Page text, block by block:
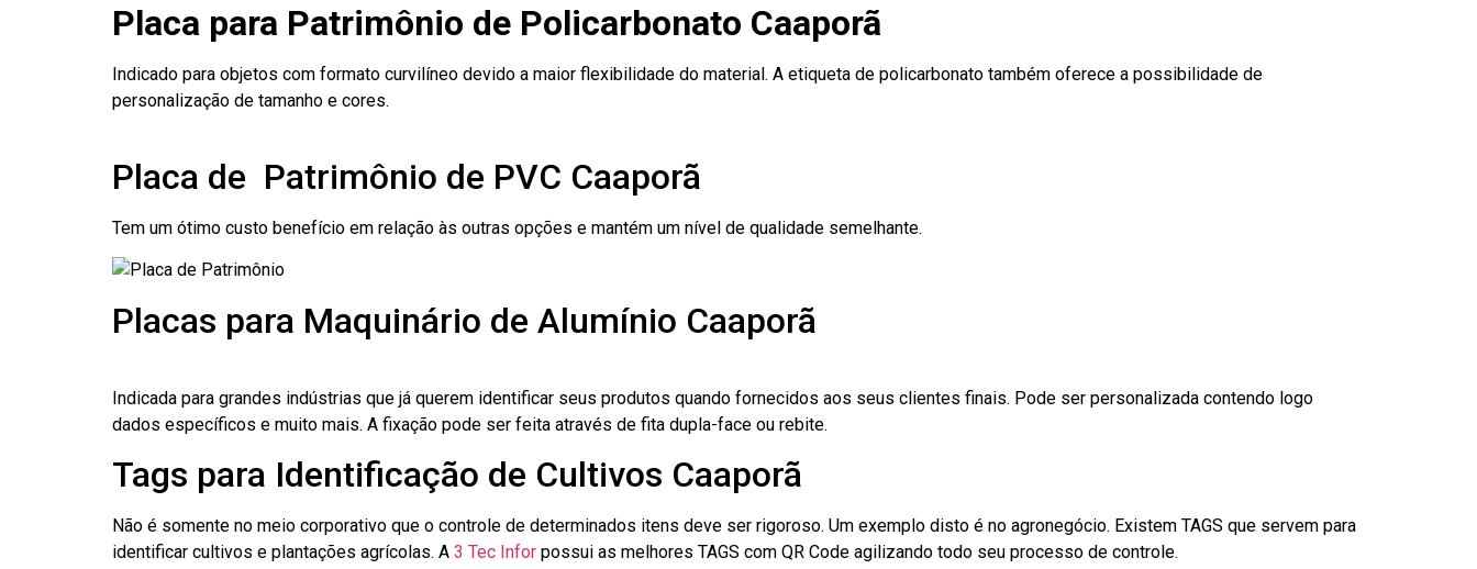
Placa para Patrimônio de Policarbonato Caaporã
Indicado para objetos com formato curvilíneo devido a maior flexibilidade do material. A etiqueta de policarbonato também oferece a possibilidade de
personalização de tamanho e cores.
Placa de Patrimônio de PVC Caaporã
Tem um ótimo custo benefício em relação às outras opções e mantém um nível de qualidade semelhante.
Placas para Maquinário de Alumínio Caaporã
Indicada para grandes indústrias que já querem identificar seus produtos quando fornecidos aos seus clientes finais. Pode ser personalizada contendo logo
dados específicos e muito mais. A fixação pode ser feita através de fita dupla-face ou rebite.
Tags para Identificação de Cultivos Caaporã
Não é somente no meio corporativo que o controle de determinados itens deve ser rigoroso. Um exemplo disto é no agronegócio. Existem TAGS que servem para
identificar cultivos e plantações agrícolas. A 3 Tec Infor possui as melhores TAGS com QR Code agilizando todo seu processo de controle.